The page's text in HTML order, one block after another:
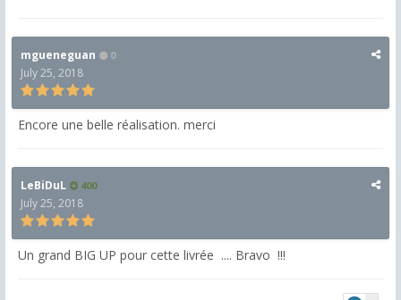
mgueneguan 0
July 25, 2018
Encore une belle réalisation. merci
LeBiDuL 400
July 25, 2018
Un grand BIG UP pour cette livrée .... Bravo !!!